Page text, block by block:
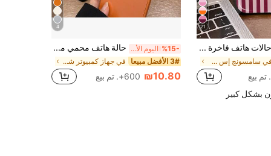
21
حالات هاتف فاخرة ذات تصميم مخطط عمودي باللون الأحمر الداكن والوردي، قطعة واحدة، حالة هاتف صلبة ذات طبقتين لامعة وملونة، متوافقة مع سامسونج/11/12/13/14/15/16/17 برو ماكس، هدية للربيع أو عيد الميلاد أو الذكرى السنوية
في سامسونج إس 23 بلس أغطية هواتف أنيقة
بشكل كبير
4
%15- اليوم الأخير حالة هاتف محمي من الصدمات ومتوافق مع آيفون 17 برو ماكس، مصنوع من مواد ذات لون أحادي، إحساس سطح ماط، نافذة كبيرة، حماية كاملة للعدسة، حالة حماية صلبة، هدية عيد الأم
3# الأفضل مبيعا في جهاز كمبيوتر شخصي أغطية الهواتف الأساسية
₪10.80 600+. تم بيع